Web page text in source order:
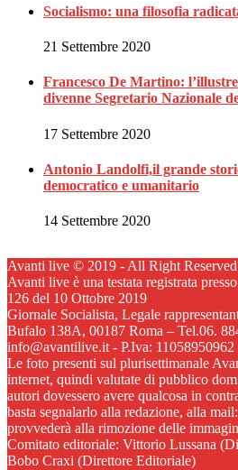
Socialismo: una filosofia
21 Settembre 2020
Francesco De Martino:
divenne Segretario Nazionale
17 Settembre 2020
Antonio Landolfi,il grande
democratico e umanitario
14 Settembre 2020
Avanti live © 2019 - All Right Reserved
Avanti live è una testata registrata
126 del 10 Ottobre 2019
Giornale Socialista, Legale
Bufalo 138A, 00187 Roma – Tel.06.
info@avantilive.it - P.Iva: 11058950962
Le foto presenti sul plurisettimanale
internet, quindi valutate di pubblico
autori dovessero avere qualcosa in
basta segnalarlo alla redazione, alla
provvederà alla rimozione delle
Comitato editoriale: Vittorio Lussana
Bobo Craxi (Direttore Editoriale)